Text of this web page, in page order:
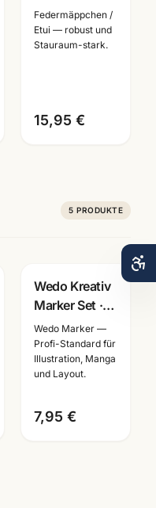
Cord · robust
& geräumig ·
Federmäppchen
Federmäppchen /
Etui — robust und
Stauraum-stark.
15,95 €
5 PRODUKTE
Wedo Kreativ
Marker Set ·
Silver/Gold
Outline
Lackstifte ·
Künstlerbedarf
Wedo Marker —
Profi-Standard für
Illustration, Manga
und Layout.
7,95 €